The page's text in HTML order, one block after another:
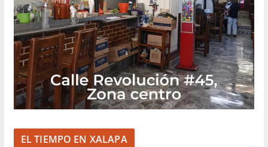
EL TIEMPO EN XALAPA